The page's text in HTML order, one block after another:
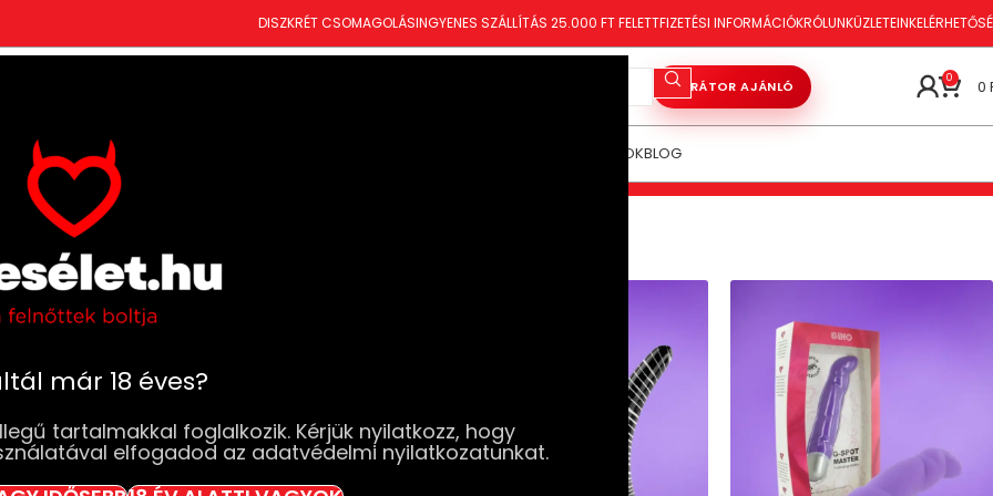
már 18 éves?
tartalmakkal foglalkozik. Kérjük nyilatkozz, hogy
elfogadod az adatvédelmi nyilatkozatunkat.
DISZKRÉT CSOMAGOLÁSINGYENES SZÁLLÍTÁS 25.000 FT FELETTFIZETÉSI INFORMÁCIÓKRÓLUNKÜZLETEINK
VIBRÁTOR AJÁNLÓ 0 0
ÚJDONSÁGOKSZEXJÁTÉKOK TANÁCSOKBLOG
Kezdőlap